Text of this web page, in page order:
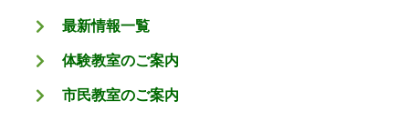
最新情報一覧
体験教室のご案内
市民教室のご案内